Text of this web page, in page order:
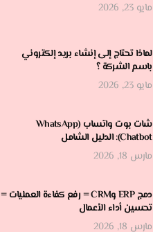
مايو 23, 2026
لماذا تحتاج إلى إنشاء بريد إلكتروني
باسم الشركة ؟
مايو 23, 2026
شات بوت واتساب (WhatsApp
Chatbot): الدليل الشامل
مارس 18, 2026
دمج ERP وCRM = رفع كفاءة العمليات =
تحسين أداء الأعمال
مارس 18, 2026